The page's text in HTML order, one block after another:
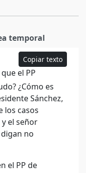
temporal
Copiar texto
el PP
¿Cómo es
Sánchez,
los casos
el señor
no
el PP de